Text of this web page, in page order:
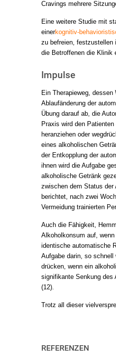
Cravings mehrere
Eine weitere Studie mit
einerkognitiv-
zu befreien, festzustellen
die Betroffenen die Klinik
Impulse
Ein Therapieweg,
Ablaufänderung der
Übung darauf ab, die
Praxis wird den
heranziehen oder
eines alkoholischen
der Entkopplung der
ihnen wird die Aufgabe
alkoholische Getränk
zwischen dem Status der
berichtet, nach zwei
Vermeidung trainierten
Auch die Fähigkeit,
Alkoholkonsum auf,
identische automatische
Aufgabe darin, so
drücken, wenn ein
signifikante Senkung des
(12).
Trotz all dieser
REFERENZEN